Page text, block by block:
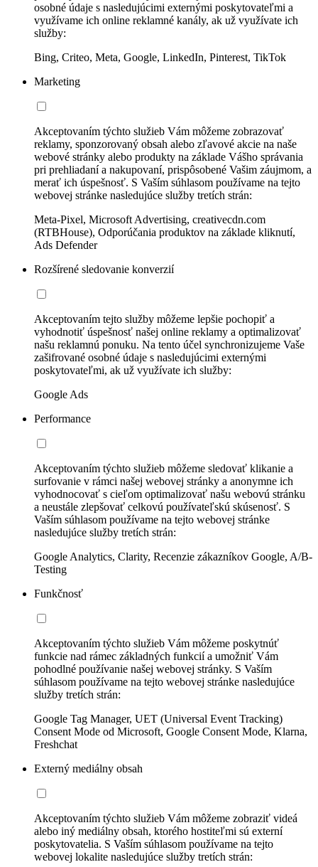
osobné údaje s nasledujúcimi externými poskytovateľmi a
využívame ich online reklamné kanály, ak už využívate ich
služby:
Bing, Criteo, Meta, Google, LinkedIn, Pinterest, TikTok
Marketing
Akceptovaním týchto služieb Vám môžeme zobrazovať
reklamy, sponzorovaný obsah alebo zľavové akcie na naše
webové stránky alebo produkty na základe Vášho správania
pri prehliadaní a nakupovaní, prispôsobené Vašim záujmom, a
merať ich úspešnosť. S Vaším súhlasom používame na tejto
webovej stránke nasledujúce služby tretích strán:
Meta-Pixel, Microsoft Advertising, creativecdn.com
(RTBHouse), Odporúčania produktov na základe kliknutí,
Ads Defender
Rozšírené sledovanie konverzií
Akceptovaním tejto služby môžeme lepšie pochopiť a
vyhodnotiť úspešnosť našej online reklamy a optimalizovať
našu reklamnú ponuku. Na tento účel synchronizujeme Vaše
zašifrované osobné údaje s nasledujúcimi externými
poskytovateľmi, ak už využívate ich služby:
Google Ads
Performance
Akceptovaním týchto služieb môžeme sledovať klikanie a
surfovanie v rámci našej webovej stránky a anonymne ich
vyhodnocovať s cieľom optimalizovať našu webovú stránku
a neustále zlepšovať celkovú používateľskú skúsenosť. S
Vaším súhlasom používame na tejto webovej stránke
nasledujúce služby tretích strán:
Google Analytics, Clarity, Recenzie zákazníkov Google, A/B-
Testing
Funkčnosť
Akceptovaním týchto služieb Vám môžeme poskytnúť
funkcie nad rámec základných funkcií a umožniť Vám
pohodlné používanie našej webovej stránky. S Vaším
súhlasom používame na tejto webovej stránke nasledujúce
služby tretích strán:
Google Tag Manager, UET (Universal Event Tracking)
Consent Mode od Microsoft, Google Consent Mode, Klarna,
Freshchat
Externý mediálny obsah
Akceptovaním týchto služieb Vám môžeme zobraziť videá
alebo iný mediálny obsah, ktorého hostiteľmi sú externí
poskytovatelia. S Vaším súhlasom používame na tejto
webovej lokalite nasledujúce služby tretích strán: